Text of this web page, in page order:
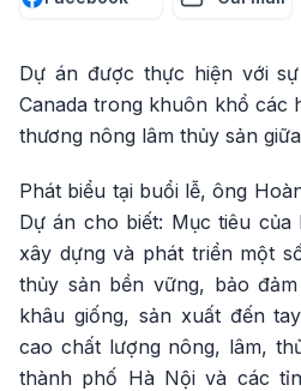
Dự án được thực hiện với
Canada trong khuôn khổ các
thương nông lâm thủy sản
Phát biểu tại buổi lễ, ông
Dự án cho biết: Mục tiêu
xây dựng và phát triển một
thủy sản bền vững, bảo
khâu giống, sản xuất đến
cao chất lượng nông, lâm,
thành phố Hà Nội và các